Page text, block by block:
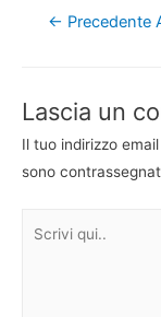
← Precedente
Lascia un
Il tuo indirizzo
sono